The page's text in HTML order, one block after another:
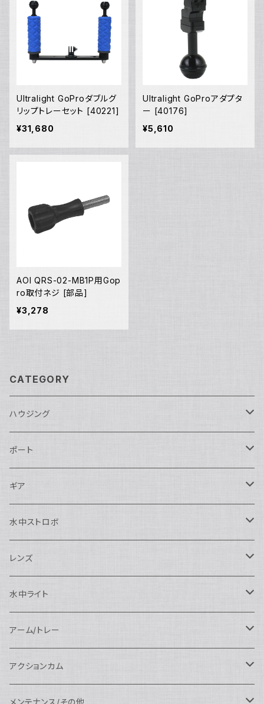
Ultralight GoProダブルグ
リップトレーセット [40221]
¥31,680
Ultralight GoProアダプタ
ー [40176]
¥5,610
AOI QRS-02-MB1P用Gop
ro取付ネジ [部品]
¥3,278
CATEGORY
ハウジング
Nikon用
Nauticam
SEA&SEA
Canon用
Nauticam
SEA&SEA
Sony用
Nautciam
SEA&SEA
OM SYSTEM用
Nauticam
AOI
Panasonic用
Nauticam
FUJIFILM用
Nauticam
Nauticam
Nikon用
SEA&SEA
ポート
Nauticam
N120ドームポート
N120マクロポート
SEA&SEA
ドームポート
マクロポート
AOI
ドームポート
フラットポート
FIX
アクセサリー
Athena
ドームポート
ギア
AOI
OM SYSTEM用
Nauticam
SEA&SEA
水中ストロボ
SEA&SEA
アクセサリー
AOI
アクセサリー
アクセサリー
weefine
アクセサリー
レンズ
マクロコンバージョンレンズ
Nauticam
AOI
ワイドコンバージョンレンズ
Nauticam
AOI
ワイドアングルコンバージョンポート
Nauticam
レンズオプション
水中ライト
大光量 3000ルーメン以上
リングライト
FIX
アーム/トレー
アーム
SEA&SEA
フロートアーム
アクションカム
レンズ
メンテナンス/その他